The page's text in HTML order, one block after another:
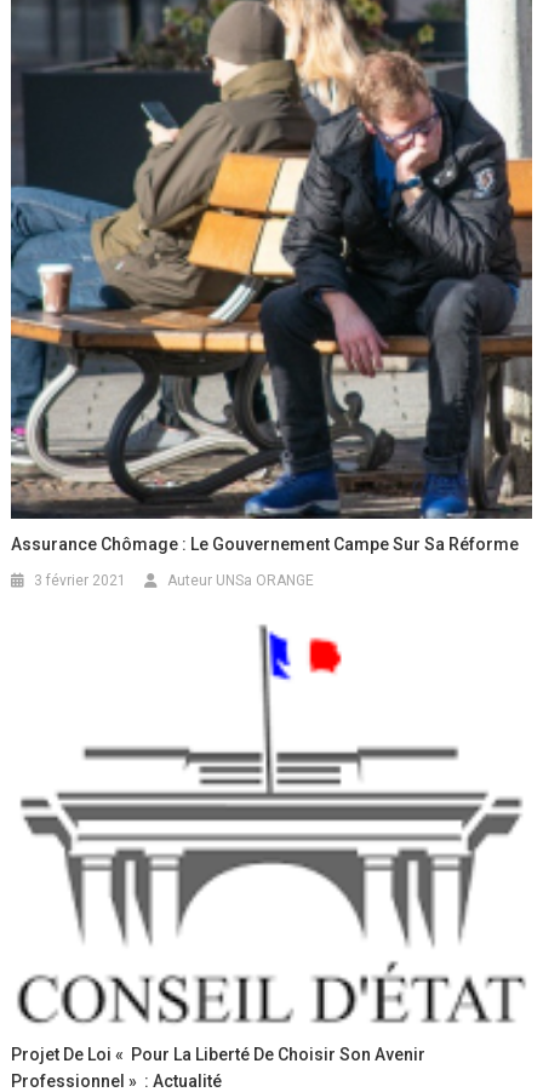
Assurance Chômage : Le Gouvernement Campe Sur Sa Réforme
3 février 2021 Auteur UNSa ORANGE
Projet De Loi « Pour La Liberté De Choisir Son Avenir
Professionnel » : Actualité